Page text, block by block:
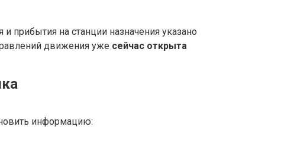
и прибытия на станции назначения указано
движения уже сейчас открыта
информацию: